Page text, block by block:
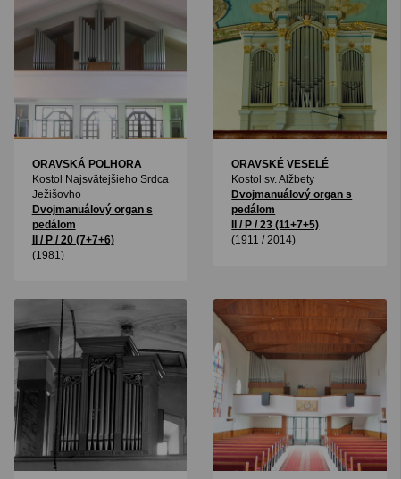
ORAVSKÁ POLHORA
Kostol Najsvätejšieho Srdca
Ježišovho
Dvojmanuálový organ s
pedálom
II / P / 20 (7+7+6)
(1981)
ORAVSKÉ VESELÉ
Kostol sv. Alžbety
Dvojmanuálový organ s
pedálom
II / P / 23 (11+7+5)
(1911 / 2014)